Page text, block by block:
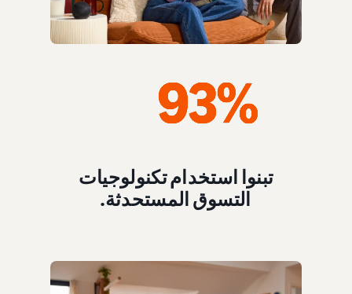
تبنوا استخدام تكنولوجيات
التسوق المستحدثة.